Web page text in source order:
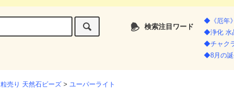
検索注目ワード
◆《厄年
◆浄化 水
◆チャク
◆8月の誕
粒売り 天然石ビーズ > ユーパーライト